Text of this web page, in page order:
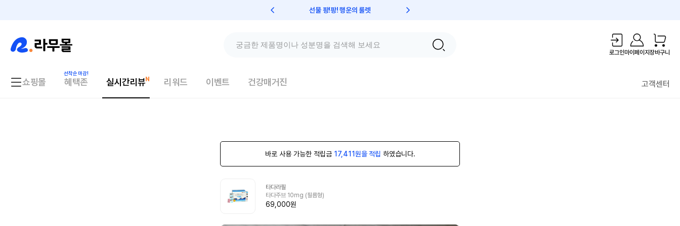
선물 팡!팡! 행운의 룰렛
로그인마이페이지장바구니
쇼핑몰 혜택존 실시간리뷰 리워드 이벤트 건강매거진 고객센터
바로 사용 가능한 적립금 17,411원을 적립 하였습니다.
타다라필
타다주브 10mg (필름형)
69,000원